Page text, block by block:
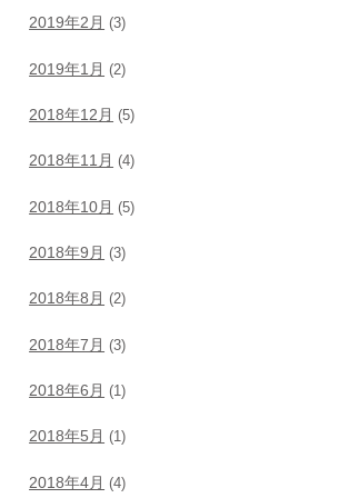
2019年2月 (3)
2019年1月 (2)
2018年12月 (5)
2018年11月 (4)
2018年10月 (5)
2018年9月 (3)
2018年8月 (2)
2018年7月 (3)
2018年6月 (1)
2018年5月 (1)
2018年4月 (4)